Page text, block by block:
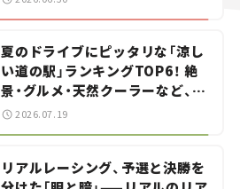
夏のドライブにピッタリな「涼し
い道の駅」ランキングTOP6！ 絶
景・グルメ・天然クーラーなど、避
暑におすすめのスポットを紹介
2026.07.19
リアルレーシング、予選と決勝を